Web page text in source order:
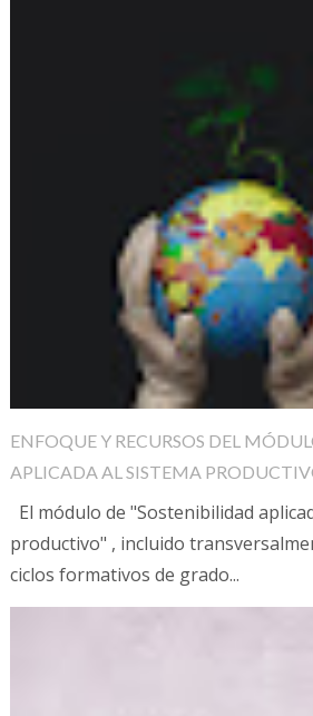
ENFOQUE Y RECURSOS DEL
APLICADA AL SISTEMA
El módulo de "Sostenibilidad
productivo" , incluido
ciclos formativos de grado...